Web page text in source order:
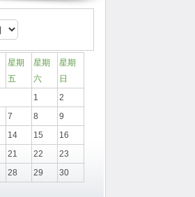
星期
五
星期
六
星期
日
1
2
7 8
9
14 15
16
21 22
23
28 29
30